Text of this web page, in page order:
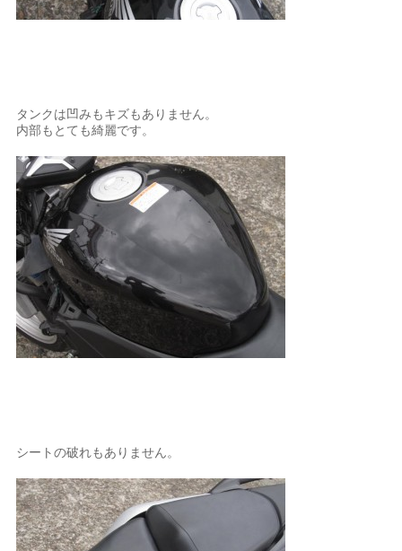
タンクは凹みもキズもありません。
内部もとても綺麗です。
シートの破れもありません。